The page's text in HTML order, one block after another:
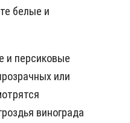
белые и
и персиковые
или
винограда